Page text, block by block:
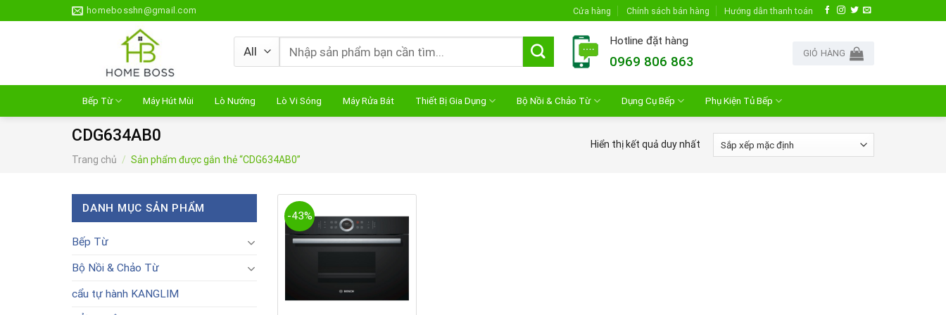
to
homebosshn@gmail.com Cửa hàng Chính sách bán hàng Hướng dẫn thanh toán
Tìm
kiếm:
Hotline đặt hàng
0969 806 863
GIỎ HÀNG
Bếp Từ Máy Hút Mùi Lò Nướng Lò Vi Sóng Máy Rửa Bát Thiết Bị Gia Dụng Bộ Nồi & Chảo Từ Dụng Cụ Bếp Phụ Kiện Tủ Bếp
CDG634AB0
Trang chủ / Sản phẩm được gắn thẻ “CDG634AB0”
Hiển thị kết quả duy nhất
DANH MỤC SẢN PHẨM
Bếp Từ
Bộ Nồi & Chảo Từ
cẩu tự hành KANGLIM
-43%